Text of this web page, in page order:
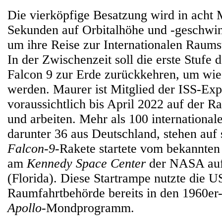
Die vierköpfige Besatzung wird in acht
Sekunden auf Orbitalhöhe und -
um ihre Reise zur Internationalen
In der Zwischenzeit soll die erste Stufe
Falcon 9 zur Erde zurückkehren, um
werden. Maurer ist Mitglied der ISS-
voraussichtlich bis April 2022 auf der
und arbeiten. Mehr als 100
darunter 36 aus Deutschland, stehen
Falcon-9-Rakete startete vom
amKennedy Space Center der NASA
(Florida). Diese Startrampe nutzte die
Raumfahrtbehörde bereits in den
Apollo-Mondprogramm.